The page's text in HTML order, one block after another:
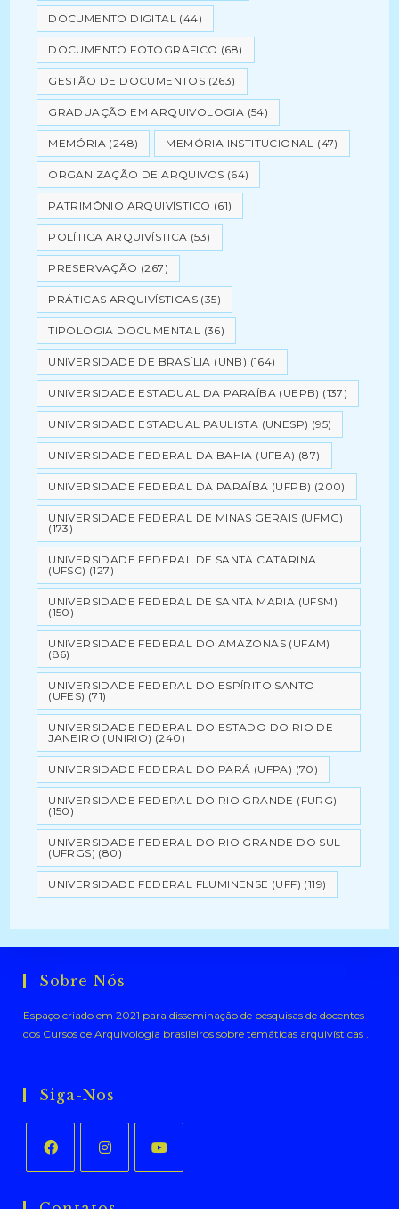
DOCUMENTO DIGITAL (44)
DOCUMENTO FOTOGRÁFICO (68)
GESTÃO DE DOCUMENTOS (263)
GRADUAÇÃO EM ARQUIVOLOGIA (54)
MEMÓRIA (248) MEMÓRIA INSTITUCIONAL (47)
ORGANIZAÇÃO DE ARQUIVOS (64)
PATRIMÔNIO ARQUIVÍSTICO (61)
POLÍTICA ARQUIVÍSTICA (53)
PRESERVAÇÃO (267)
PRÁTICAS ARQUIVÍSTICAS (35)
TIPOLOGIA DOCUMENTAL (36)
UNIVERSIDADE DE BRASÍLIA (UNB) (164)
UNIVERSIDADE ESTADUAL DA PARAÍBA (UEPB) (137)
UNIVERSIDADE ESTADUAL PAULISTA (UNESP) (95)
UNIVERSIDADE FEDERAL DA BAHIA (UFBA) (87)
UNIVERSIDADE FEDERAL DA PARAÍBA (UFPB) (200)
UNIVERSIDADE FEDERAL DE MINAS GERAIS (UFMG)
(173)
UNIVERSIDADE FEDERAL DE SANTA CATARINA
(UFSC) (127)
UNIVERSIDADE FEDERAL DE SANTA MARIA (UFSM)
(150)
UNIVERSIDADE FEDERAL DO AMAZONAS (UFAM)
(86)
UNIVERSIDADE FEDERAL DO ESPÍRITO SANTO
(UFES) (71)
UNIVERSIDADE FEDERAL DO ESTADO DO RIO DE
JANEIRO (UNIRIO) (240)
UNIVERSIDADE FEDERAL DO PARÁ (UFPA) (70)
UNIVERSIDADE FEDERAL DO RIO GRANDE (FURG)
(150)
UNIVERSIDADE FEDERAL DO RIO GRANDE DO SUL
(UFRGS) (80)
UNIVERSIDADE FEDERAL FLUMINENSE (UFF) (119)
Sobre Nós
Espaço criado em 2021 para disseminação de pesquisas de docentes
dos Cursos de Arquivologia brasileiros sobre temáticas arquivísticas .
Siga-Nos
em
em